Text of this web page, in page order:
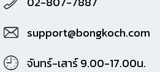
support@bongkoch.com
จันทร์-เสาร์ 9.00-17.00น.